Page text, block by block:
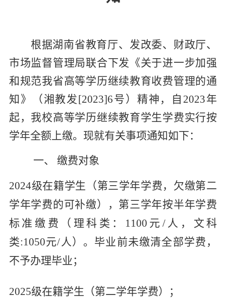
根据湖南省教育厅、发改委、财政厅、
市场监督管理局联合下发《关于进一步加强
和规范我省高等学历继续教育收费管理的通
知》（湘教发[2023]6号）精神，自 2023年
起，我校高等学历继续教育学生学费实行按
学年全额上缴。现就有关事项通知如下：
一、 缴费对象
2024级在籍学生（第三学年学费，欠缴第二
学年学费的可补缴），第三学年按半年学费
标准缴费（理科类： 1 100 元 /人，文科
类:1050元/ 人）。毕业前未缴清全部学费，
不予办理毕业；
2025级在籍学生（第二学年学费）；